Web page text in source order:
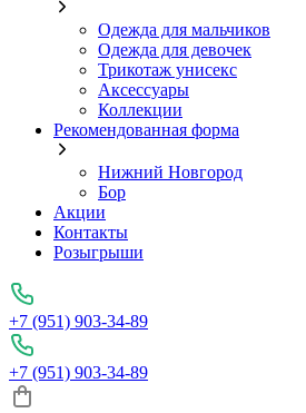
Одежда для мальчиков
Одежда для девочек
Трикотаж унисекс
Аксессуары
Коллекции
Рекомендованная форма
Нижний Новгород
Бор
Акции
Контакты
Розыгрыши
+7 (951) 903-34-89
+7 (951) 903-34-89